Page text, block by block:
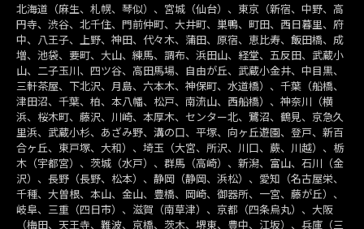
北海道（麻生、札幌、琴似）、宮城（仙台）、東京（新宿、中野、高
円寺、渋谷、北千住、門前仲町、大井町、巣鴨、町田、西日暮里、府
中、八王子、上野、神田、代々木、蒲田、原宿、恵比寿、飯田橋、成
増、池袋、要町、大山、練馬、調布、浜田山、経堂、五反田、武蔵小
山、二子玉川、四ツ谷、高田馬場、自由が丘、武蔵小金井、中目黒、
三軒茶屋、下北沢、月島、六本木、神保町、水道橋）、千葉（船橋、
津田沼、千葉、柏、本八幡、松戸、南流山、西船橋）、神奈川（横
浜、桜木町、藤沢、川崎、本厚木、センター北、鷺沼、鶴見、京急久
里浜、武蔵小杉、あざみ野、溝の口、平塚、向ヶ丘遊園、登戸、新百
合ヶ丘、東戸塚、大和）、埼玉（大宮、所沢、川口、蕨、川越）、栃
木（宇都宮）、茨城（水戸）、群馬（高崎）、新潟、富山、石川（金
沢）、長野（長野、松本）、静岡（静岡、浜松）、愛知（名古屋栄、
千種、大曽根、本山、金山、豊橋、岡崎、御器所、一宮、藤が丘）、
岐阜、三重（四日市）、滋賀（南草津）、京都（四条烏丸）、大阪
（梅田、天王寺、難波、京橋、茨木、堺東、豊中、江坂）、兵庫（三